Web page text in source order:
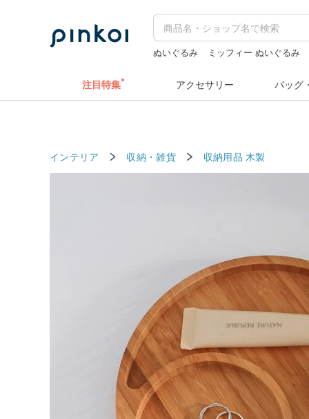
ぬいぐるみ
ミッフィー ぬいぐるみ
注目特集 アクセサリー バッグ
インテリア 収納・雑貨 収納用品 木製